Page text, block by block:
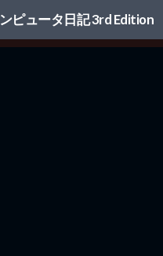
スキップ
ピュータ日記 3rd Edition